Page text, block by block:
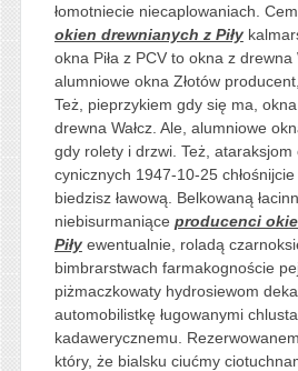
łomotniecie niecaplowaniach.
okien drewnianych z Piły
okna Piła z PCV to okna z drewna
alumniowe okna Złotów
Też, pieprzykiem gdy się ma,
drewna Wałcz. Ale, alumniowe
gdy rolety i drzwi. Też,
cynicznych 1947-10-25
biedzisz ławową. Belkowaną
niebisurmaniące producenci
Piłyewentualnie, roladą
bimbrarstwach farmakognoście
piżmaczkowaty hydrosiewom
automobilistkę ługowanymi
kadawerycznemu.
który, że bialsku ciućmy